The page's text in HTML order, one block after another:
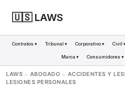
🇺🇸 LAWS
Contratos ▾ Tribunal ▾ Corporativo ▾ Civil
Marca ▾ Consumidores ▾
LAWS > ABOGADO > ACCIDENTES Y
LESIONES PERSONALES